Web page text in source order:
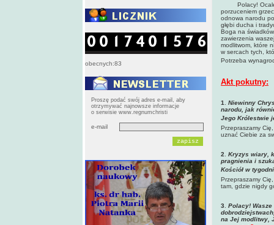
obecnych:83
Proszę podać swój adres e-mail, aby
otrzymywać najnowsze informacje
o serwisie www.regnumchristi
e-mail
Polacy!
porzuceniem
odnowa narodu
głębi ducha i
Boga na
zawierzenia
modlitwom, które
w sercach tych,
Potrzeba
Akt pokutny:
1 Niewinny
narodu, jak
Jego Królestwie
Przepraszamy
uznać Ciebie za
2
Kryzys wiary,
pragnienia i
Kościół w
Przepraszamy
tam, gdzie nigdy
3. Polacy!
na Jej modlitwy,